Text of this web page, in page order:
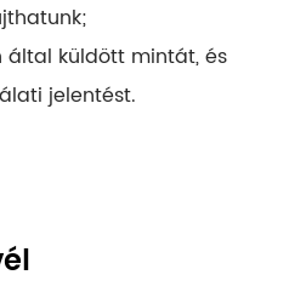
által küldött mintát, és
jelentést.